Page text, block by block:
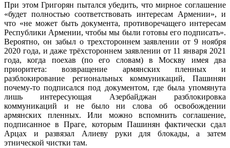
При этом Григорян пытался убедить, что мирное соглашение
«будет полностью соответствовать интересам Армении», и
что «не может быть документа, противоречащего интересам
Республики Армении, чтобы мы были готовы его подписать».
Вероятно, он забыл о трехстороннем заявлении от 9 ноября
2020 года, и даже трёхстороннем заявлении от 11 января 2021
года, когда поехав (по его словам) в Москву имея два
приоритета: возвращение армянских пленных и
разблокирование региональных коммуникаций, Пашинян
почему-то подписался под документом, где была упомянута
лишь интересующая Азербайджан разблокировка
коммуникаций и не было ни слова об освобождении
армянских пленных. Или можно вспомнить соглашение,
подписанное в Праге, которым Пашинян фактически сдал
Арцах и развязал Алиеву руки для блокады, а затем
этнической чистки там.